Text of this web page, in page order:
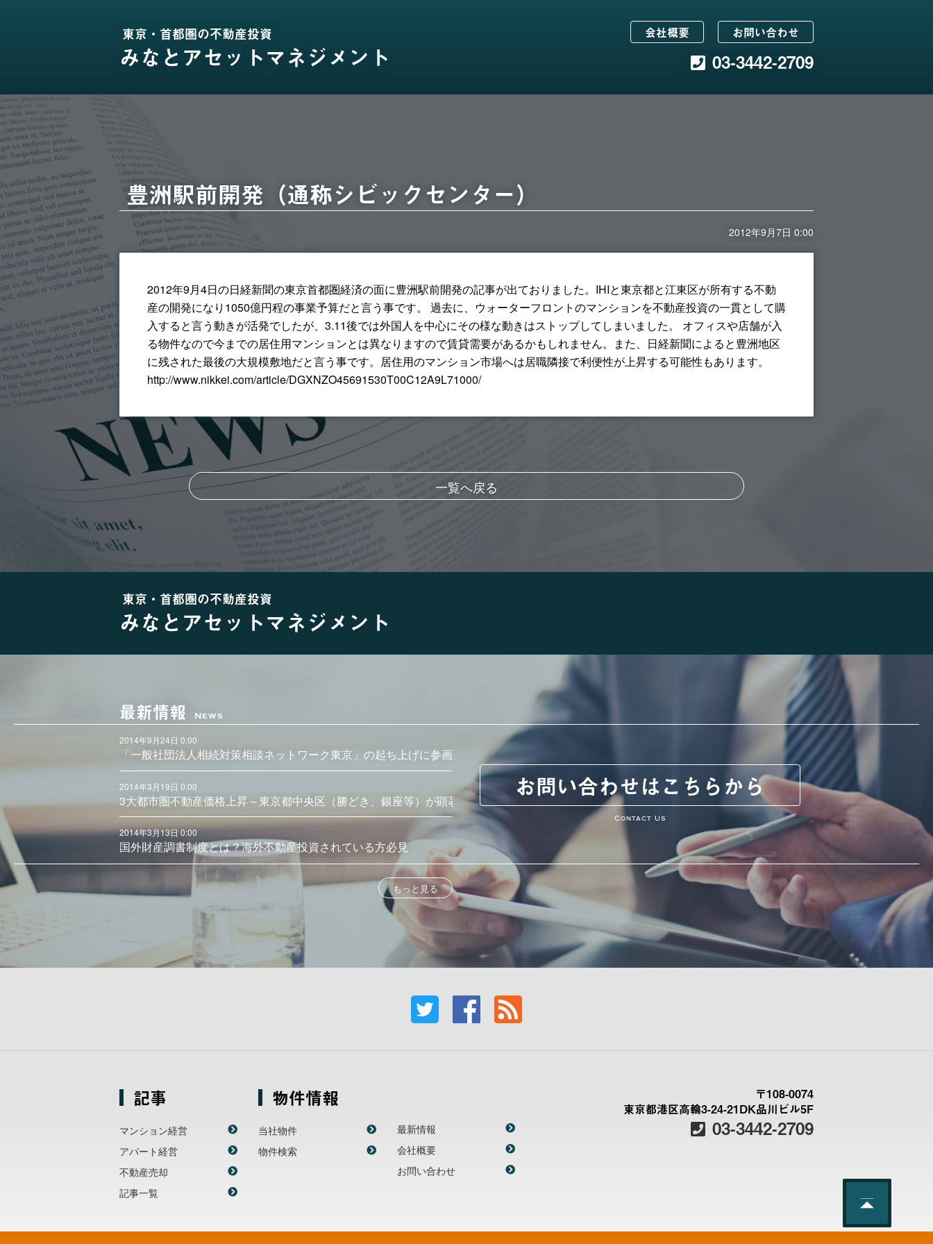
東京・首都圏の不動産投資
みなとアセットマネジメント
会社概要 お問い合わせ
03-3442-2709
豊洲駅前開発（通称シビックセンター）
2012年9月7日 0:00
2012年9月4日の日経新聞の東京首都圏経済の面に豊洲駅前開発の記事が出ておりました。IHIと東京都と江東区が所有する不動
産の開発になり1050億円程の事業予算だと言う事です。 過去に、ウォーターフロントのマンションを不動産投資の一貫として購
入すると言う動きが活発でしたが、3.11後では外国人を中心にその様な動きはストップしてしまいました。 オフィスや店舗が入
る物件なので今までの居住用マンションとは異なりますので賃貸需要があるかもしれません。また、日経新聞によると豊洲地区
に残された最後の大規模敷地だと言う事です。居住用のマンション市場へは居職隣接で利便性が上昇する可能性もあります。
http://www.nikkei.com/article/DGXNZO45691530T00C12A9L71000/
一覧へ戻る
東京・首都圏の不動産投資
みなとアセットマネジメント
最新情報 News
2014年9月24日 0:00
「一般社団法人相続対策相談ネットワーク東京」の起ち上げに参画
2014年3月19日 0:00
3大都市圏不動産価格上昇～東京都中央区（勝どき、銀座等）が顕著
2014年3月13日 0:00
国外財産調書制度とは？海外不動産投資されている方必見
もっと見る
お問い合わせはこちらから
Contact Us
記事
マンション経営
アパート経営
不動産売却
記事一覧
物件情報
当社物件
物件検索
最新情報
会社概要
お問い合わせ
〒108-0074
東京都港区高輪3-24-21DK品川ビル5F
03-3442-2709